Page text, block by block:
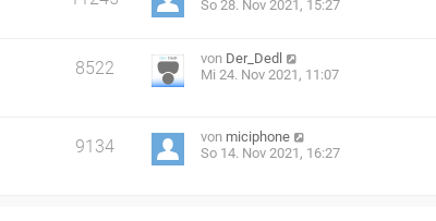
So 28. Nov 2021, 15:27
8522
von Der_Dedl
Mi 24. Nov 2021, 11:07
9134
von miciphone
So 14. Nov 2021, 16:27